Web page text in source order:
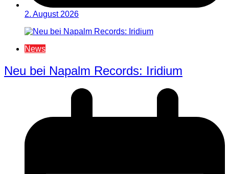
2. August 2026
News
Neu bei Napalm Records: Iridium